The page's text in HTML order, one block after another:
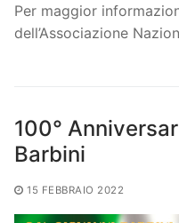
Per maggior
dell’Associazione
100°
Barbini
15 FEBBRAIO 2022